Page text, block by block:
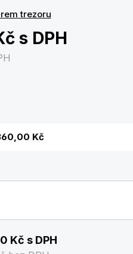
trezoru
s DPH
Kč
Kč s DPH